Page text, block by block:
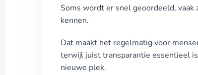
Soms wordt er snel geoordeeld,
kennen.
Dat maakt het regelmatig voor
terwijl juist transparantie essentieel
nieuwe plek.